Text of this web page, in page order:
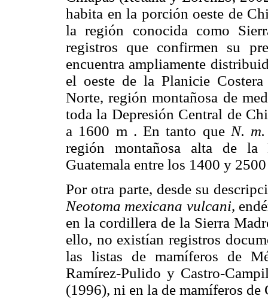
habita en la porción oeste de
la región conocida como
registros que confirmen su
encuentra ampliamente
el oeste de la Planicie
Norte, región montañosa de
toda la Depresión Central de
a 1600 m . En tanto que N.
región montañosa alta de la
Guatemala entre los 1400 y
Por otra parte, desde su
Neotoma mexicana vulcani,
en la cordillera de la Sierra
ello, no existían registros
las listas de mamíferos de
Ramírez-Pulido y Castro-
(1996), ni en la de mamíferos